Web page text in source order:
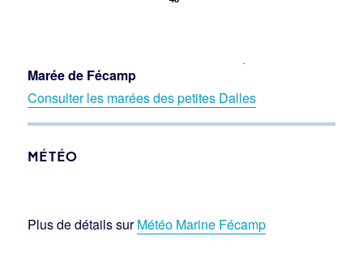
Marée de Fécamp
Consulter les marées des petites Dalles
MÉTÉO
Plus de détails surMétéo Marine Fécamp